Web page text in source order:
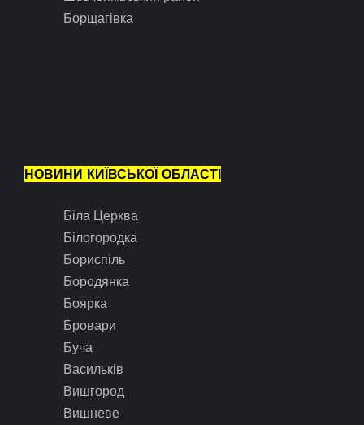
Борщагівка
НОВИНИ КИЇВСЬКОЇ ОБЛАСТІ
Біла Церква
Білогородка
Бориспіль
Бородянка
Боярка
Бровари
Буча
Васильків
Вишгород
Вишневе